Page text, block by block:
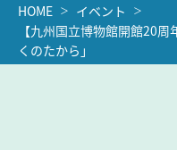
HOME
イベント
【九州国立博物館開館20
くのたから」